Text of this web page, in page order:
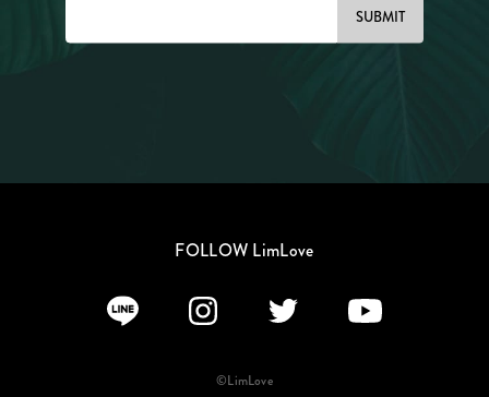
SUBMIT
FOLLOW LimLove
©LimLove